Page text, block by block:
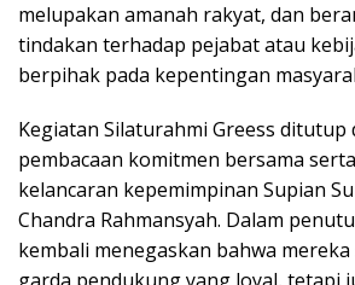
melupakan amanah rakyat, dan
tindakan terhadap pejabat atau
berpihak pada kepentingan
Kegiatan Silaturahmi Greess ditutup
pembacaan komitmen bersama
kelancaran kepemimpinan Supian
Chandra Rahmansyah. Dalam
kembali menegaskan bahwa